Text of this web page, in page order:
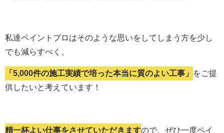
私達ペイントプロはそのような思いをしてしまう方を少し
でも減らすべく、
「5,000件の施工実績で培った本当に質のよい工事」
をご提
供したいと考えています！
精一杯よい仕事をさせていただきますので、ぜひ一度ペイ